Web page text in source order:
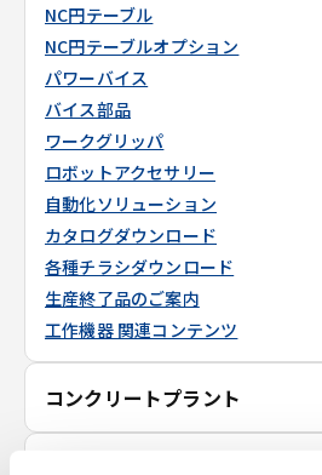
NC円テーブル
NC円テーブルオプション
パワーバイス
バイス部品
ワークグリッパ
ロボットアクセサリー
自動化ソリューション
カタログダウンロード
各種チラシダウンロード
生産終了品のご案内
工作機器 関連コンテンツ
コンクリートプラント